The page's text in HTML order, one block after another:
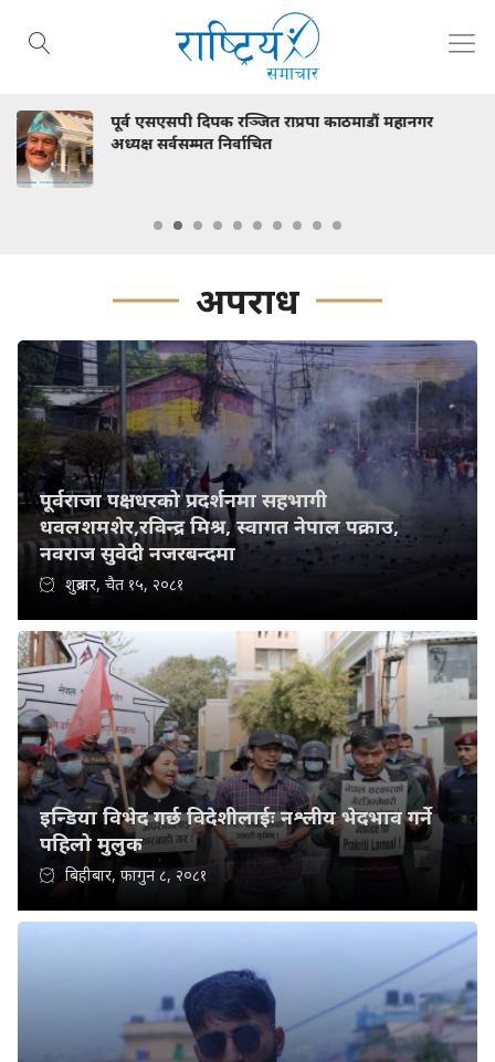
महानगर
स्वास्थ्य मन्त्री निशा मेहता र ललितपुरका
भेटवार्ता
अपराध
पूर्वराजा पक्षधरको प्रदर्शनमा सहभागी
धवलशमशेर,रविन्द्र मिश्र, स्वागत नेपाल पक्राउ,
नवराज सुवेदी नजरबन्दमा
शुक्रबार, चैत १५, २०८१
इन्डिया विभेद गर्छ विदेशीलाईः नश्लीय भेदभाव गर्ने
पहिलो मुलुक
बिहीबार, फागुन ८, २०८१